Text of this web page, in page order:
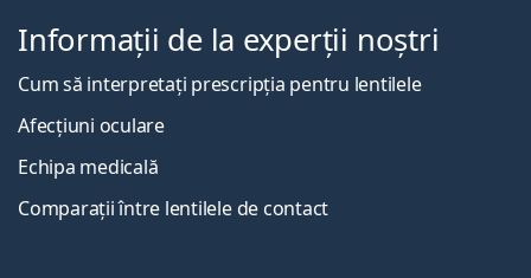
Informații de la experții noștri
Cum să interpretați prescripția pentru lentilele
Afecțiuni oculare
Echipa medicală
Comparații între lentilele de contact